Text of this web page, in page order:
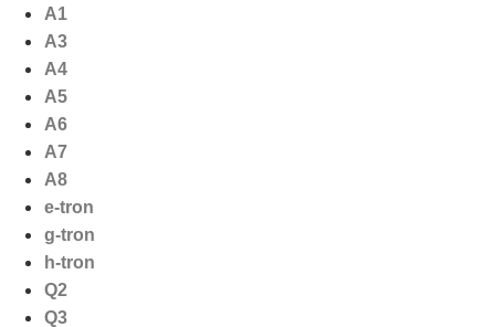
naar
inhoud
A1
A3
A4
A5
A6
A7
A8
e-tron
g-tron
h-tron
Q2
Q3